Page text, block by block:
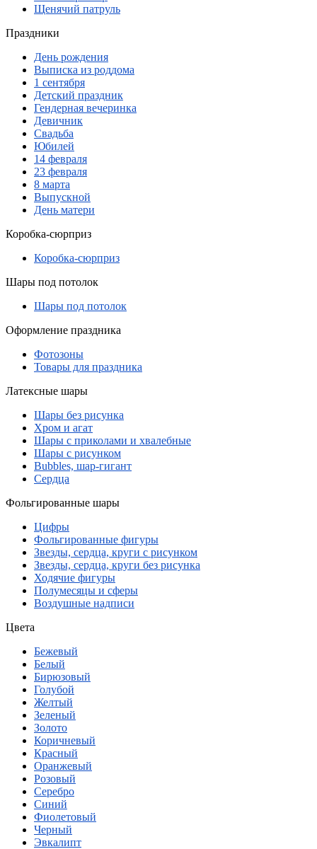
Щенячий патруль
Праздники
День рождения
Выписка из роддома
1 сентября
Детский праздник
Гендерная вечеринка
Девичник
Свадьба
Юбилей
14 февраля
23 февраля
8 марта
Выпускной
День матери
Коробка-сюрприз
Коробка-сюрприз
Шары под потолок
Шары под потолок
Оформление праздника
Фотозоны
Товары для праздника
Латексные шары
Шары без рисунка
Хром и агат
Шары с приколами и хвалебные
Шары с рисунком
Bubbles, шар-гигант
Сердца
Фольгированные шары
Цифры
Фольгированные фигуры
Звезды, сердца, круги с рисунком
Звезды, сердца, круги без рисунка
Ходячие фигуры
Полумесяцы и сферы
Воздушные надписи
Цвета
Бежевый
Белый
Бирюзовый
Голубой
Желтый
Зеленый
Золото
Коричневый
Красный
Оранжевый
Розовый
Серебро
Синий
Фиолетовый
Черный
Эвкалипт